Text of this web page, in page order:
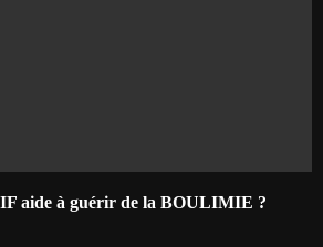
aide à guérir de la BOULIMIE ?